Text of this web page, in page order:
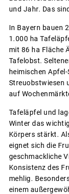
und Jahr. Das
In Bayern bauen
1.000 ha
mit 86 ha Fläche
Tafelobst.
heimischen
Streuobstwiesen
auf
Tafeläpfel und
Winter das
Körpers stärkt.
eignet sich die
geschmackliche
Konsistenz des
mehlig.
einem